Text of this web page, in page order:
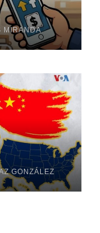
MIRANDA
GONZÁLEZ